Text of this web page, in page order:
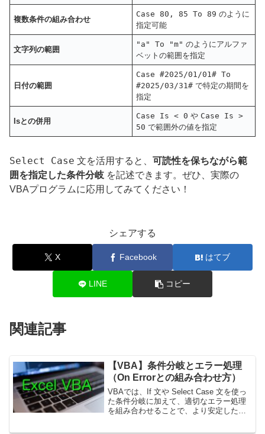
複数条件の組み合わせ
Case 80, 85 To 89 のように
指定可能
文字列の範囲
"a" To "m" のようにアルファ
ベットの範囲を指定
日付の範囲
Case #2025/01/01# To
#2025/03/31# で特定の期間を
指定
Isとの併用
Case Is < 0 や Case Is >
50 で範囲外の値を指定
Select Case 文を活用すると、 可読性を保ちながら範
囲を指定した条件分岐 を記述できます。ぜひ、実際の
VBAプログラムに応用してみてください！
シェアする
X Facebook はてブ
LINE コピー
関連記事
【VBA】条件分岐とエラー処理
（On Errorとの組み合わせ方）
VBAでは、If 文や Select Case 文を使っ
た条件分岐に加えて、適切なエラー処理
を組み合わせることで、より安定したプ